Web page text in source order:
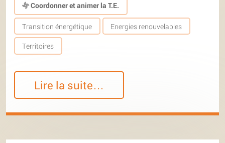
Coordonner et animer la T.E.
Transition énergétique Energies renouvelables
Territoires
Lire la suite…